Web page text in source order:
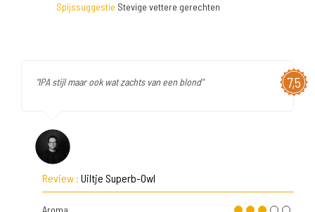
Spijssuggestie Stevige vettere gerechten
7,5
"IPA stijl maar ook wat zachts van een blond"
Review : Uiltje Superb-Owl
Aroma